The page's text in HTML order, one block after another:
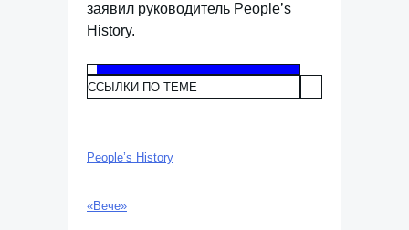
заявил руководитель People’s
History.
ССЫЛКИ ПО ТЕМЕ
People’s History
«Вече»